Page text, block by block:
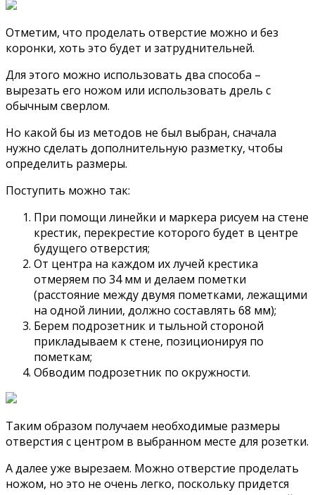
Отметим, что проделать отверстие можно и без
коронки, хоть это будет и затруднительней.
Для этого можно использовать два способа –
вырезать его ножом или использовать дрель с
обычным сверлом.
Но какой бы из методов не был выбран, сначала
нужно сделать дополнительную разметку, чтобы
определить размеры.
Поступить можно так:
При помощи линейки и маркера рисуем на стене
крестик, перекрестие которого будет в центре
будущего отверстия;
От центра на каждом их лучей крестика
отмеряем по 34 мм и делаем пометки
(расстояние между двумя пометками, лежащими
на одной линии, должно составлять 68 мм);
Берем подрозетник и тыльной стороной
прикладываем к стене, позиционируя по
пометкам;
Обводим подрозетник по окружности.
Таким образом получаем необходимые размеры
отверстия с центром в выбранном месте для розетки.
А далее уже вырезаем. Можно отверстие проделать
ножом, но это не очень легко, поскольку придется